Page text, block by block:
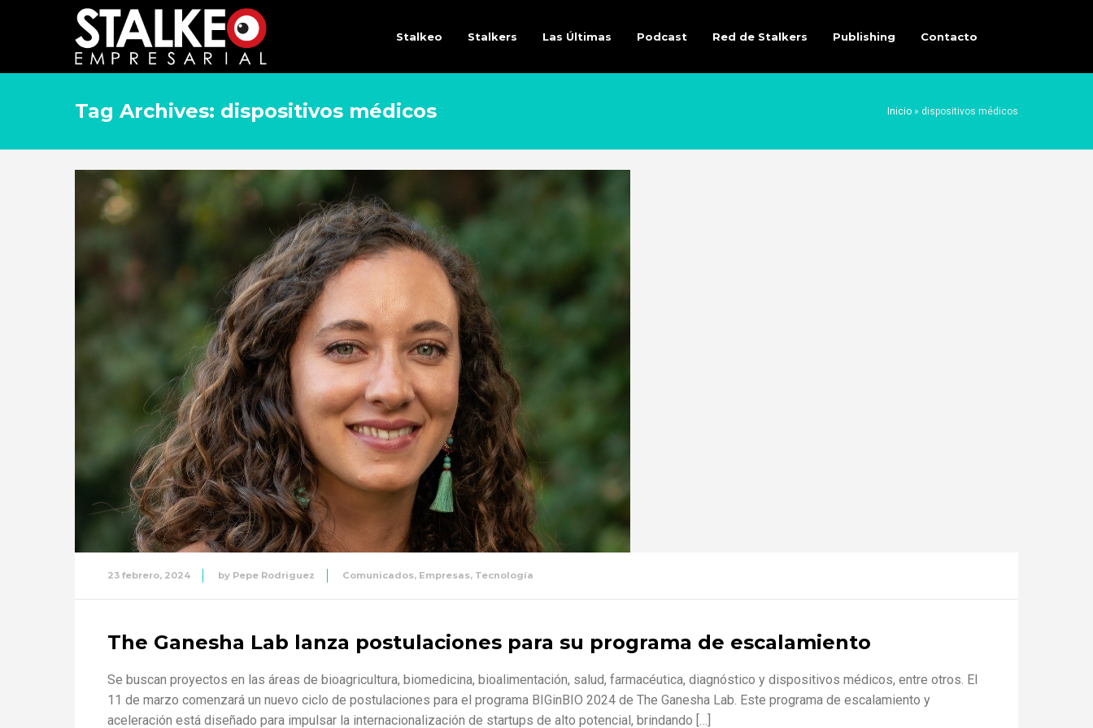
Stalkeo Stalkers Las Últimas Podcast Red de Stalkers Publishing Contacto
Tag Archives: dispositivos médicos Inicio » dispositivos médicos
23 febrero, 2024 by Pepe Rodriguez Comunicados, Empresas, Tecnología
The Ganesha Lab lanza postulaciones para su programa de escalamiento
Se buscan proyectos en las áreas de bioagricultura, biomedicina, bioalimentación, salud, farmacéutica, diagnóstico y dispositivos médicos, entre otros. El
11 de marzo comenzará un nuevo ciclo de postulaciones para el programa BIGinBIO 2024 de The Ganesha Lab. Este programa de escalamiento y
aceleración está diseñado para impulsar la internacionalización de startups de alto potencial, brindando […]